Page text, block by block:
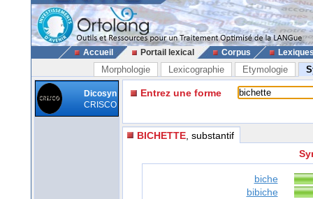
Accueil Portail lexical Corpus
Morphologie Lexicographie Etymologie
Dicosyn
CRISCO
Entrez une forme
BICHETTE , substantif
biche
bibiche